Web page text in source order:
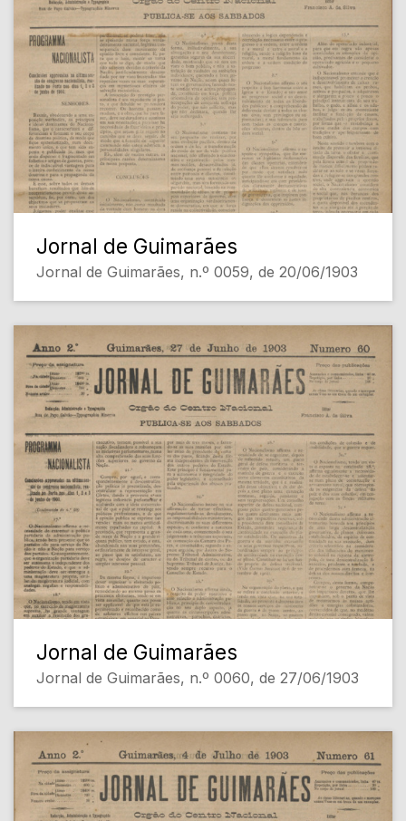
Jornal de Guimarães
Jornal de Guimarães, n.º 0059, de 20/06/1903
Jornal de Guimarães
Jornal de Guimarães, n.º 0060, de 27/06/1903